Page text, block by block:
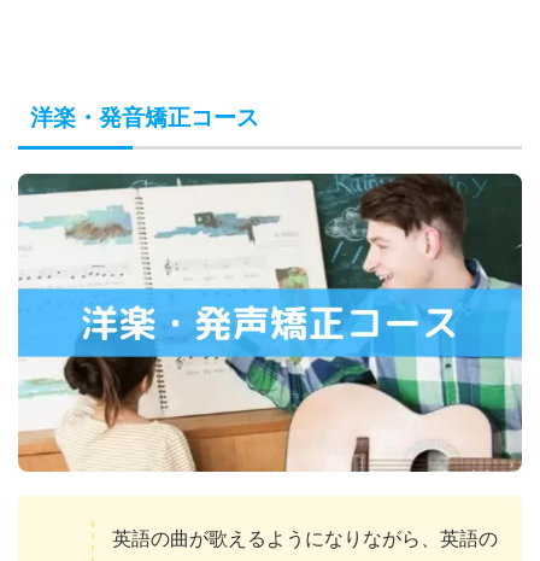
洋楽・発音矯正コース
英語の曲が歌えるようになりながら、英語の